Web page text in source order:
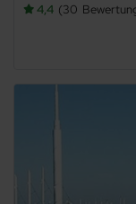
4,4 30